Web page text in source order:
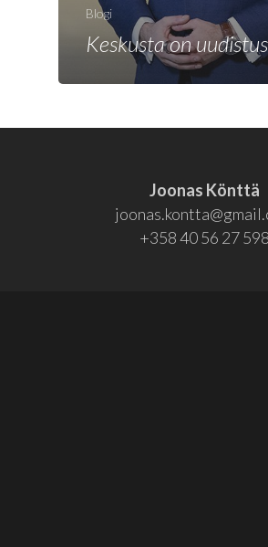
Blogi
Keskusta on
Joonas Könttä
+358 40 56 27 598